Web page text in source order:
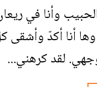
وأنا في
أنا أكدّ وأشقى
لقد كرهني...